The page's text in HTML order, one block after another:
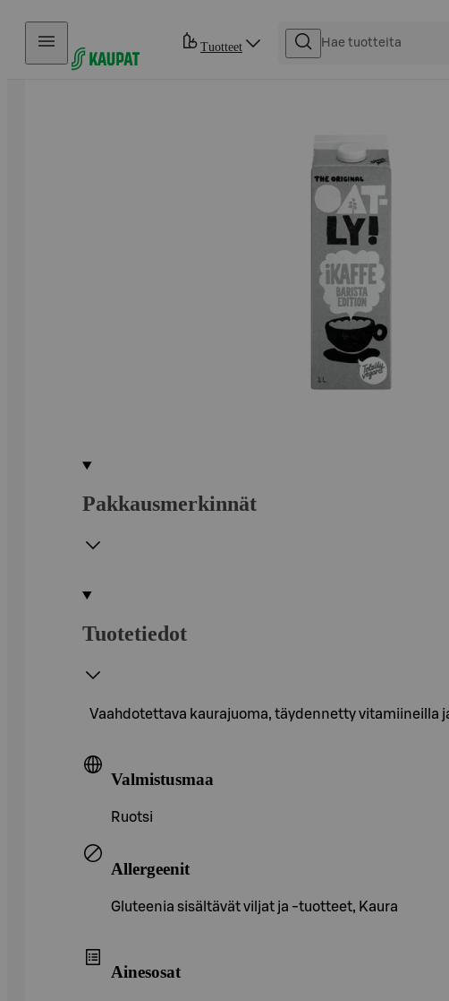
Hyppää sisältöön
Tuotteet
Pakkausmerkinnät
Tuotetiedot
Vaahdotettava kaurajuoma, täydennetty vitamiineilla
Valmistusmaa
Ruotsi
Allergeenit
Gluteenia sisältävät viljat ja -tuotteet, Kaura
Ainesosat